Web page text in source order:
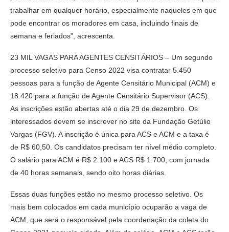
trabalhar em qualquer horário, especialmente naqueles em que
pode encontrar os moradores em casa, incluindo finais de
semana e feriados”, acrescenta.
23 MIL VAGAS PARA AGENTES CENSITÁRIOS – Um segundo
processo seletivo para Censo 2022 visa contratar 5.450
pessoas para a função de Agente Censitário Municipal (ACM) e
18.420 para a função de Agente Censitário Supervisor (ACS).
As inscrições estão abertas até o dia 29 de dezembro. Os
interessados devem se inscrever no site da Fundação Getúlio
Vargas (FGV). A inscrição é única para ACS e ACM e a taxa é
de R$ 60,50. Os candidatos precisam ter nível médio completo.
O salário para ACM é R$ 2.100 e ACS R$ 1.700, com jornada
de 40 horas semanais, sendo oito horas diárias.
Essas duas funções estão no mesmo processo seletivo. Os
mais bem colocados em cada município ocuparão a vaga de
ACM, que será o responsável pela coordenação da coleta do